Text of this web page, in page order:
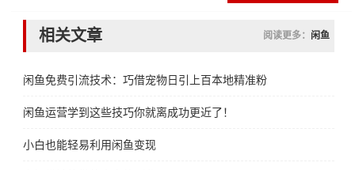
相关文章 阅读更多： 闲鱼
闲鱼免费引流技术：巧借宠物日引上百本地精准粉
闲鱼运营学到这些技巧你就离成功更近了！
小白也能轻易利用闲鱼变现